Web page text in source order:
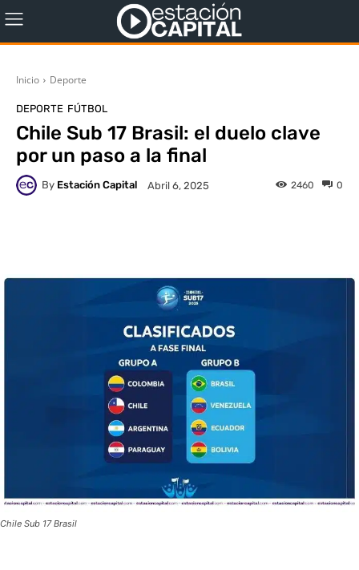
Inicio Deporte
DEPORTE FÚTBOL
Chile Sub 17 Brasil: el duelo clave
por un paso a la final
By Estación Capital Abril 6, 2025 0
2460
Chile Sub 17 Brasil